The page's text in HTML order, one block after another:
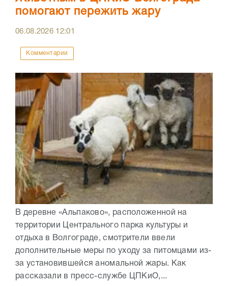
помогают пережить жару
06.08.2026 12:01
Комментарии
В деревне «Альпаково», расположенной на
территории Центрального парка культуры и
отдыха в Волгограде, смотрители ввели
дополнительные меры по уходу за питомцами из-
за установившейся аномальной жары. Как
рассказали в пресс-службе ЦПКиО,...